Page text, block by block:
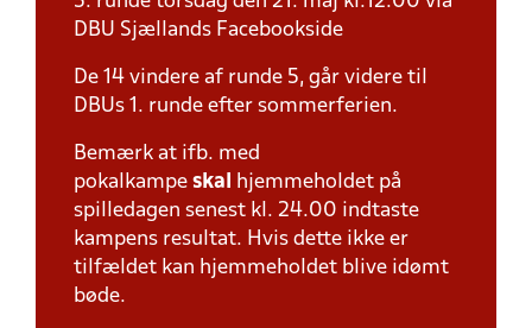
DBU Sjællands Facebookside
De 14 vindere af runde 5, går videre til
DBUs 1. runde efter sommerferien.
Bemærk at ifb. med
pokalkampe skal
hjemmeholdet på
spilledagen senest kl. 24.00 indtaste
kampens resultat. Hvis dette ikke er
tilfældet kan hjemmeholdet blive idømt
bøde.